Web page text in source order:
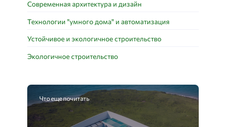
Современная архитектура и дизайн
Технологии "умного дома" и автоматизация
Устойчивое и экологичное строительство
Экологичное строительство
Что еще почитать